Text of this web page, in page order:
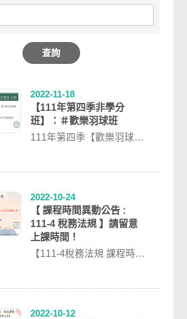
查詢
2022-11-18
【111年第四季非學分
班】：＃歡樂羽球班
111年第四季【歡樂羽球班
2022-10-24
【 課程時間異動公告 :
111-4 稅務法規 】請留意
上課時間！
【111-4稅務法規 課程時間
2022-10-12